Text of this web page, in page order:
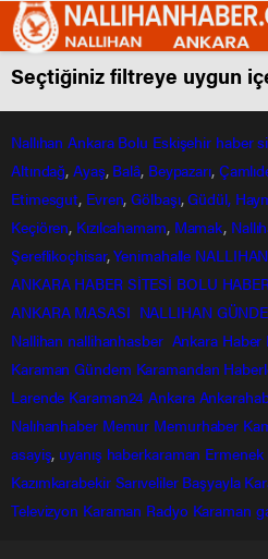
Seçtiğiniz filtreye uygun
Nallıhan Ankara Bolu Eskişehir haber
Altındağ,Ayaş, Balâ, Beypazarı,
Etimesgut, Evren,Gölbaşı,Güdül,
Keçiören, Kızılcahamam, Mamak,
Şereflikoçhisar,Yenimahalle NALLIHAN
ANKARA HABER SİTESİ BOLU
ANKARA MASASI NALLIHAN
Nallihan nallihanhasber Ankara Haber
Karaman Gündem Karamandan
Larende Karaman24 Ankara
Nalıhanhaber Memur Memurhaber
asayiş, uyanış haberkaraman Ermenek
Kazımkarabekir Sarıveliler Başyayla
Televizyon Karaman Radyo Karaman